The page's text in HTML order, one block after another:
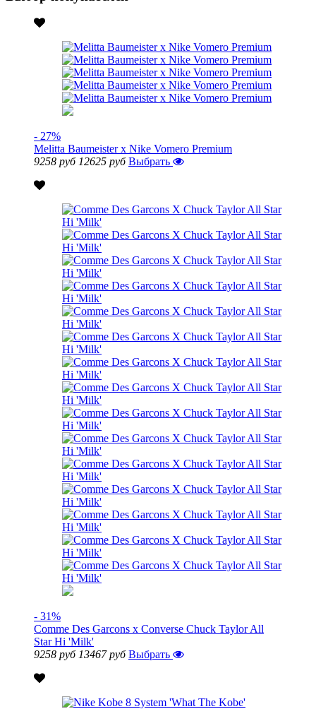
- 27%
Melitta Baumeister x Nike Vomero Premium
9258 руб 12625 руб Выбрать
- 31%
Comme Des Garcons x Converse Chuck Taylor All
Star Hi 'Milk'
9258 руб 13467 руб Выбрать